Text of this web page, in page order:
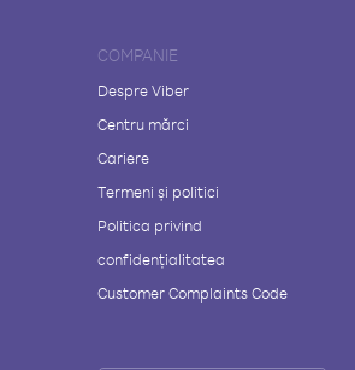
COMPANIE
Despre Viber
Centru mărci
Cariere
Termeni și politici
Politica privind
confidențialitatea
Customer Complaints Code